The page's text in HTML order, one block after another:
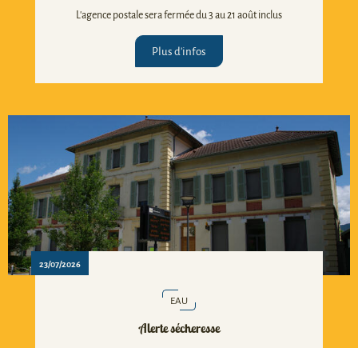
L'agence postale sera fermée du 3 au 21 août inclus
Plus d'infos
23/07/2026
EAU
Alerte sécheresse